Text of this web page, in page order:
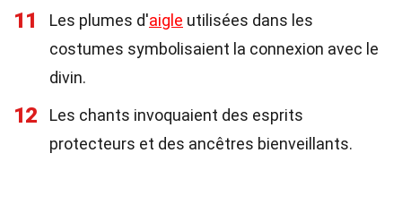
11 Les plumes d'aigle utilisées dans les
costumes symbolisaient la connexion avec le
divin.
12
Les chants invoquaient des esprits
protecteurs et des ancêtres bienveillants.